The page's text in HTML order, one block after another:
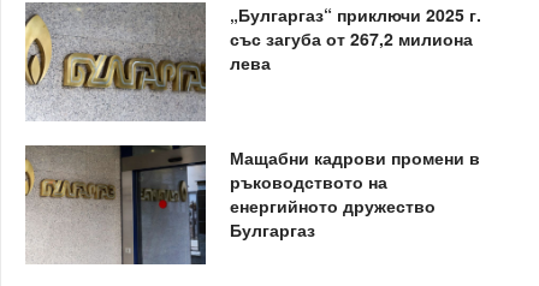
„Булгаргаз“ приключи 2025 г.
със загуба от 267,2 милиона
лева
Мащабни кадрови промени в
ръководството на
енергийното дружество
Булгаргаз